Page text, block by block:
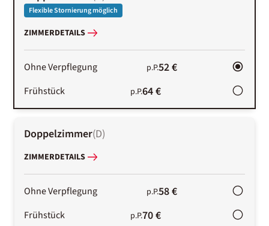
Flexible Stornierung möglich
ZIMMERDETAILS
Ohne Verpflegung p.P.52 €
Frühstück p.P.64 €
Doppelzimmer(D)
ZIMMERDETAILS
Ohne Verpflegung p.P.58 €
Frühstück p.P.70 €